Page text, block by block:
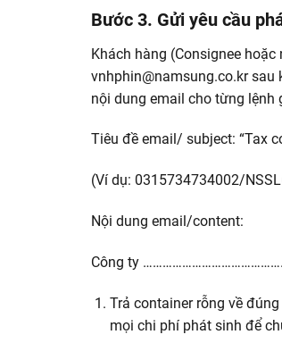
Bước 3. Gửi yêu cầu
Khách hàng (Consignee
vnhphin@namsung.co.kr
nội dung email cho từng lệnh
Tiêu đề email/ subject: “Tax
(Ví dụ: 0315734734002/
Nội dung email/content:
Công ty
Trả container rỗng về
mọi chi phí phát sinh để